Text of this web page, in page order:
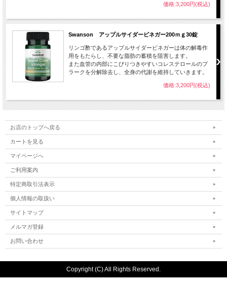
価格:3,200円(税込)
Swanson アップルサイダービネガー200ｍｇ30錠
リンゴ酢であるアップルサイダービネガーは体の解毒作
用をもたらし、不要な脂肪の蓄積を阻害します。
また血管の内部にこびりつきやすいコレステロールのプ
ラークを分解除去し、全身の代謝を維持していきます。
価格:3,200円(税込)
お店のトップへ戻る
カートを見る
マイページへ
ご利用案内
特定商取引法表示
個人情報の取扱い
サイトマップ
メルマガ登録
お問い合わせ
Copyright (C) All Rights Reserved.